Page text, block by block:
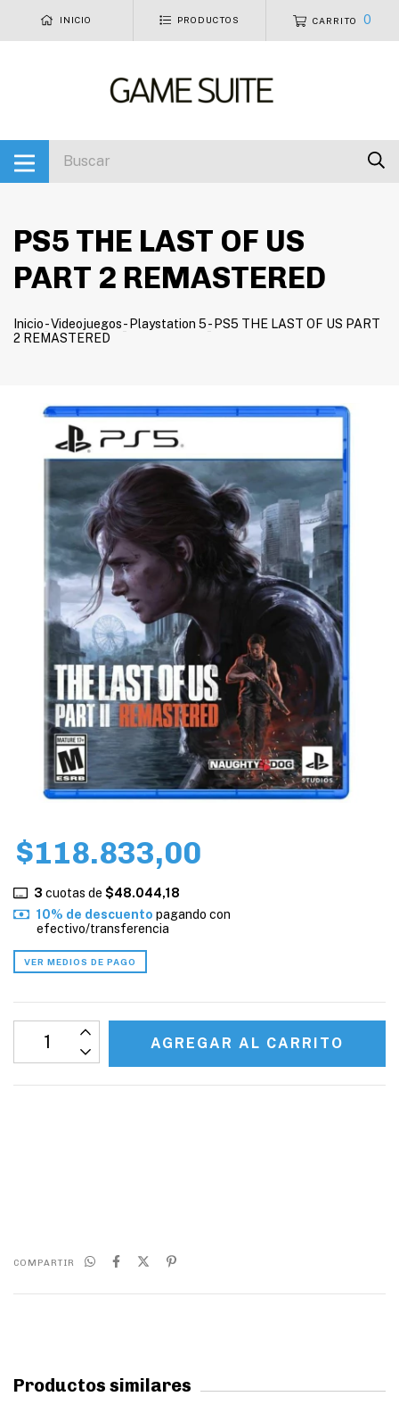
INICIO PRODUCTOS CARRITO 0
PS5 THE LAST OF US
PART 2 REMASTERED
Inicio-Videojuegos- Playstation 5- PS5 THE LAST OF US PART
2 REMASTERED
$118.833,00
3 cuotas de $48.044,18
10% de descuento pagando con
efectivo/transferencia
VER MEDIOS DE PAGO
COMPARTIR
Productos similares